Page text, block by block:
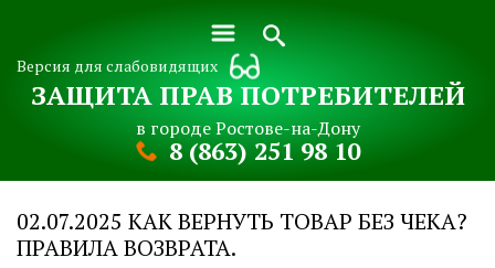
Версия для слабовидящих
ЗАЩИТА ПРАВ ПОТРЕБИТЕЛЕЙ
в городе Ростове-на-Дону
8 (863) 251 98 10
02.07.2025 КАК ВЕРНУТЬ ТОВАР БЕЗ ЧЕКА?
ПРАВИЛА ВОЗВРАТА.